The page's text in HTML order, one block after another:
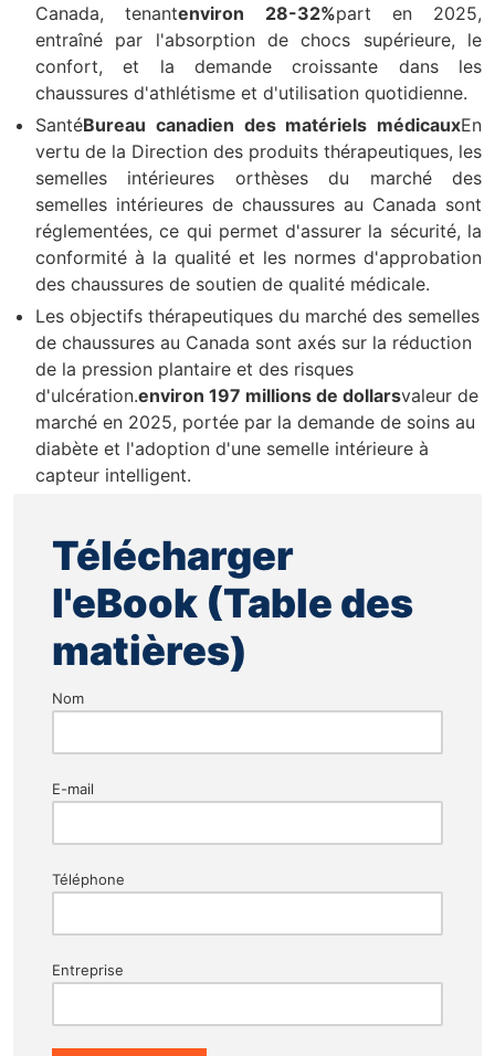
Canada, tenantenviron 28-32%part en 2025,
entraîné par l'absorption de chocs supérieure, le
confort, et la demande croissante dans les
chaussures d'athlétisme et d'utilisation quotidienne.
SantéBureau canadien des matériels médicauxEn
vertu de la Direction des produits thérapeutiques, les
semelles intérieures orthèses du marché des
semelles intérieures de chaussures au Canada sont
réglementées, ce qui permet d'assurer la sécurité, la
conformité à la qualité et les normes d'approbation
des chaussures de soutien de qualité médicale.
Les objectifs thérapeutiques du marché des semelles
de chaussures au Canada sont axés sur la réduction
de la pression plantaire et des risques
d'ulcération.environ 197 millions de dollarsvaleur de
marché en 2025, portée par la demande de soins au
diabète et l'adoption d'une semelle intérieure à
capteur intelligent.
Télécharger
l'eBook (Table des
matières)
Nom
E-mail
Téléphone
Entreprise